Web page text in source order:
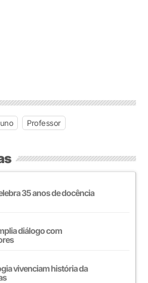
Professor
35 anos de docência
diálogo com
vivenciam história da